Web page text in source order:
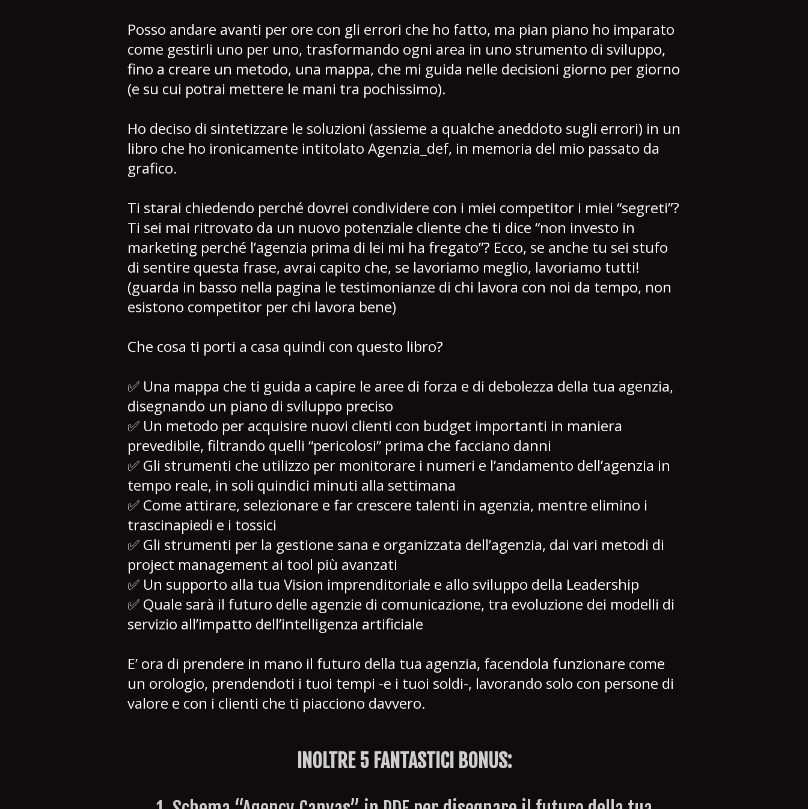
Posso andare avanti per ore con gli errori che ho fatto, ma pian piano ho imparato
come gestirli uno per uno, trasformando ogni area in uno strumento di sviluppo,
fino a creare un metodo, una mappa, che mi guida nelle decisioni giorno per giorno
(e su cui potrai mettere le mani tra pochissimo).
Ho deciso di sintetizzare le soluzioni (assieme a qualche aneddoto sugli errori) in un
libro che ho ironicamente intitolato Agenzia_def, in memoria del mio passato da
grafico.
Ti starai chiedendo perché dovrei condividere con i miei competitor i miei “segreti”?
Ti sei mai ritrovato da un nuovo potenziale cliente che ti dice “non investo in
marketing perché l’agenzia prima di lei mi ha fregato”? Ecco, se anche tu sei stufo
di sentire questa frase, avrai capito che, se lavoriamo meglio, lavoriamo tutti!
(guarda in basso nella pagina le testimonianze di chi lavora con noi da tempo, non
esistono competitor per chi lavora bene)
Che cosa ti porti a casa quindi con questo libro?
✅ Una mappa che ti guida a capire le aree di forza e di debolezza della tua agenzia,
disegnando un piano di sviluppo preciso
✅ Un metodo per acquisire nuovi clienti con budget importanti in maniera
prevedibile, filtrando quelli “pericolosi” prima che facciano danni
✅ Gli strumenti che utilizzo per monitorare i numeri e l’andamento dell’agenzia in
tempo reale, in soli quindici minuti alla settimana
✅ Come attirare, selezionare e far crescere talenti in agenzia, mentre elimino i
trascinapiedi e i tossici
✅ Gli strumenti per la gestione sana e organizzata dell’agenzia, dai vari metodi di
project management ai tool più avanzati
✅ Un supporto alla tua Vision imprenditoriale e allo sviluppo della Leadership
✅ Quale sarà il futuro delle agenzie di comunicazione, tra evoluzione dei modelli di
servizio all’impatto dell’intelligenza artificiale
E’ ora di prendere in mano il futuro della tua agenzia, facendola funzionare come
un orologio, prendendoti i tuoi tempi -e i tuoi soldi-, lavorando solo con persone di
valore e con i clienti che ti piacciono davvero.
INOLTRE 5 FANTASTICI BONUS: